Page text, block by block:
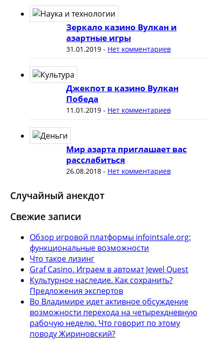
Зеркало казино Вулкан и
азартные игры
31.01.2019- Нет комментариев
Джекпот в казино Вулкан
Победа
11.01.2019- Нет комментариев
Мир азарта приглашает вас
расслабиться
26.08.2018- Нет комментариев
Случайный анекдот
Свежие записи
Обзор игровой платформы infointsale.org:
функциональные возможности
Что такое лизинг
Graf Casino. Играем в автомат Jewel Quest
Культурное наследие. Как сохранить?
Предложения экспертов
Во Владимире идет активное обсуждение
возможности перехода на четырехдневную
рабочую неделю. Что говорит по этому
поводу Жириновский?